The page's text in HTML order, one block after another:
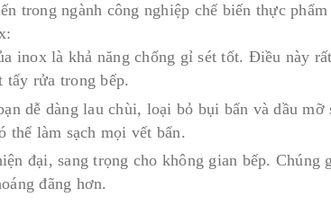
trong ngành công nghiệp chế biến thực
inox là khả năng chống gỉ sét tốt. Điều này
rửa trong bếp.
dễ dàng lau chùi, loại bỏ bụi bẩn và dầu mỡ
thể làm sạch mọi vết bẩn.
đại, sang trọng cho không gian bếp. Chúng
đãng hơn.